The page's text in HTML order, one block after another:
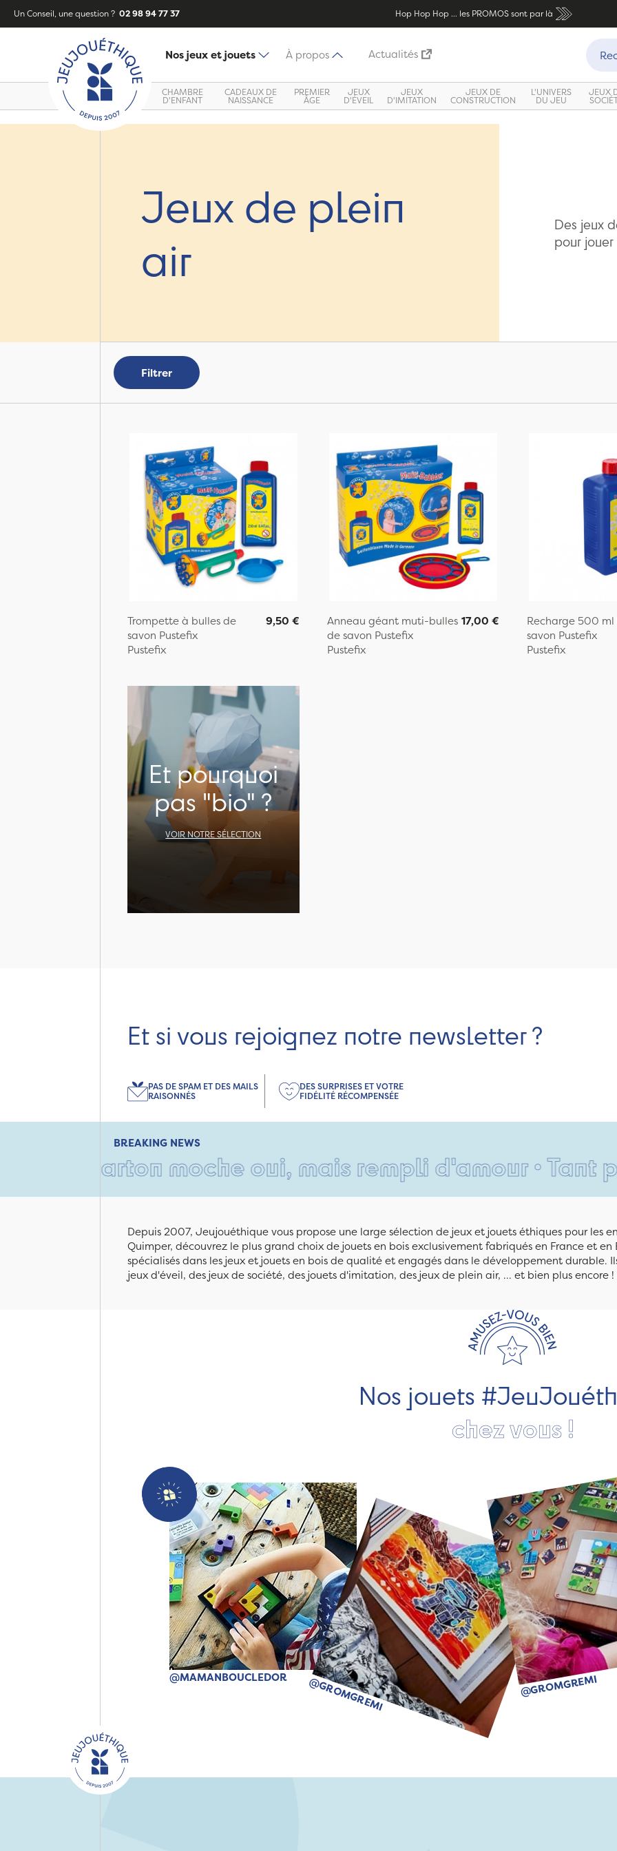
Un Conseil, une question ? 02 98 94 77 37 Hop Hop Hop ... les PROMOS sont par là
Nos jeux et jouets À propos Actualités
CHAMBRE
D'ENFANT
CADEAUX DE
NAISSANCE
PREMIER
ÂGE
JEUX
D'ÉVEIL
JEUX
D'IMITATION
JEUX DE
CONSTRUCTION
L'UNIVERS
DU JEU
JEUX
Jeux de plein
air
Des jeux
pour
Filtrer
Trompette à bulles de
savon Pustefix
Pustefix
9,50 €
Anneau géant muti-bulles
de savon Pustefix
Pustefix
17,00 €
Recharge 500 ml
savon Pustefix
Pustefix
Et pourquoi
pas "bio" ?
VOIR NOTRE SÉLECTION
Et si vous rejoignez notre newsletter ?
PAS DE SPAM ET DES MAILS
RAISONNÉS
DES SURPRISES ET VOTRE
FIDÉLITÉ RÉCOMPENSÉE
BREAKING NEWS
carton moche oui, mais rempli d'amour • Tant pis
Depuis 2007, Jeujouéthique vous propose une large sélection de jeux et jouets éthiques pour les
Quimper, découvrez le plus grand choix de jouets en bois exclusivement fabriqués en France et
spécialisés dans les jeux et jouets en bois de qualité et engagés dans le développement durable.
jeux d'éveil, des jeux de société, des jouets d'imitation, des jeux de plein air, ... et bien plus encore !
Nos jouets
chez vous !
@MAMANBOUCLEDOR @GROMGREMI @GROMGREMI